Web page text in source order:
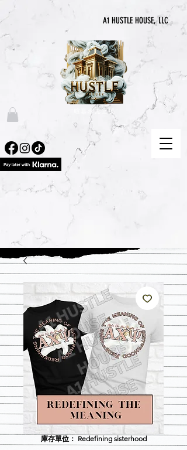
A1 HUSTLE HOUSE, LLC
“喧囂永無止境”
庫存單位： Redefining sisterhood